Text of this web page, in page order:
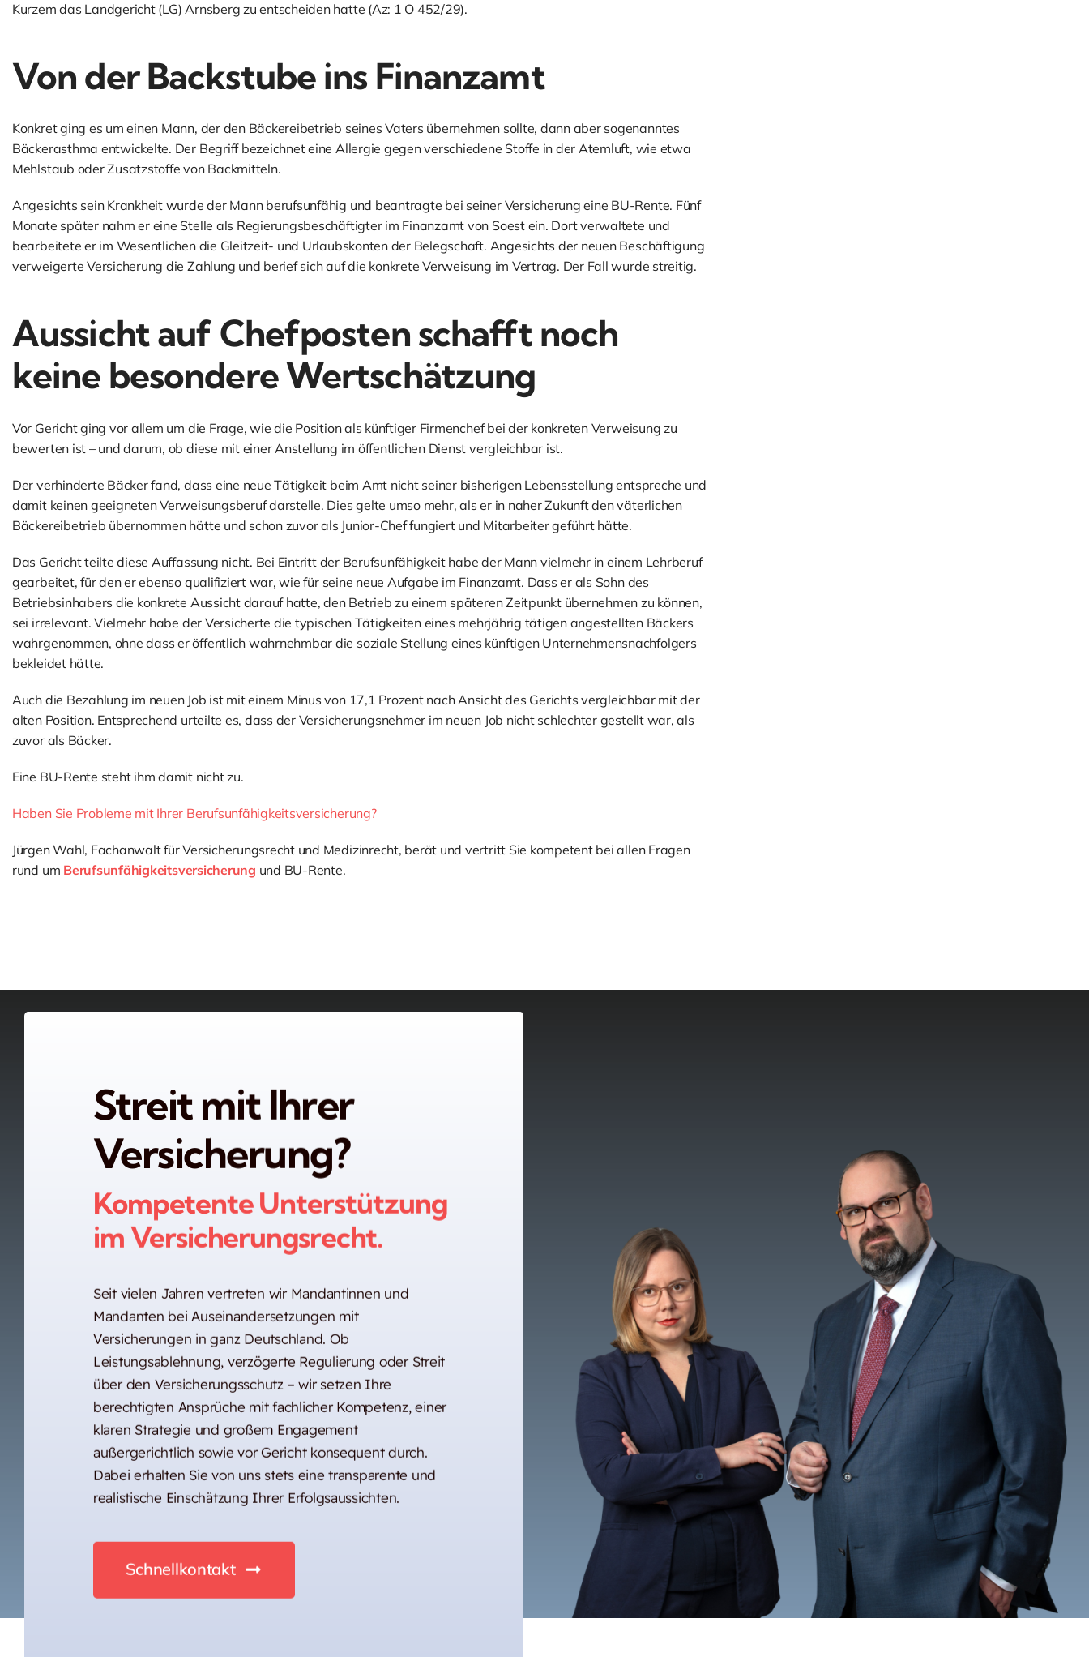
Kurzem das Landgericht (LG) Arnsberg zu entscheiden hatte (Az: 1 O 452/29).
Von der Backstube ins Finanzamt
Konkret ging es um einen Mann, der den Bäckereibetrieb seines Vaters übernehmen sollte, dann aber sogenanntes
Bäckerasthma entwickelte. Der Begriff bezeichnet eine Allergie gegen verschiedene Stoffe in der Atemluft, wie etwa
Mehlstaub oder Zusatzstoffe von Backmitteln.
Angesichts sein Krankheit wurde der Mann berufsunfähig und beantragte bei seiner Versicherung eine BU-Rente. Fünf
Monate später nahm er eine Stelle als Regierungsbeschäftigter im Finanzamt von Soest ein. Dort verwaltete und
bearbeitete er im Wesentlichen die Gleitzeit- und Urlaubskonten der Belegschaft. Angesichts der neuen Beschäftigung
verweigerte Versicherung die Zahlung und berief sich auf die konkrete Verweisung im Vertrag. Der Fall wurde streitig.
Aussicht auf Chefposten schafft noch
keine besondere Wertschätzung
Vor Gericht ging vor allem um die Frage, wie die Position als künftiger Firmenchef bei der konkreten Verweisung zu
bewerten ist – und darum, ob diese mit einer Anstellung im öffentlichen Dienst vergleichbar ist.
Der verhinderte Bäcker fand, dass eine neue Tätigkeit beim Amt nicht seiner bisherigen Lebensstellung entspreche und
damit keinen geeigneten Verweisungsberuf darstelle. Dies gelte umso mehr, als er in naher Zukunft den väterlichen
Bäckereibetrieb übernommen hätte und schon zuvor als Junior-Chef fungiert und Mitarbeiter geführt hätte.
Das Gericht teilte diese Auffassung nicht. Bei Eintritt der Berufsunfähigkeit habe der Mann vielmehr in einem Lehrberuf
gearbeitet, für den er ebenso qualifiziert war, wie für seine neue Aufgabe im Finanzamt. Dass er als Sohn des
Betriebsinhabers die konkrete Aussicht darauf hatte, den Betrieb zu einem späteren Zeitpunkt übernehmen zu können,
sei irrelevant. Vielmehr habe der Versicherte die typischen Tätigkeiten eines mehrjährig tätigen angestellten Bäckers
wahrgenommen, ohne dass er öffentlich wahrnehmbar die soziale Stellung eines künftigen Unternehmensnachfolgers
bekleidet hätte.
Auch die Bezahlung im neuen Job ist mit einem Minus von 17,1 Prozent nach Ansicht des Gerichts vergleichbar mit der
alten Position. Entsprechend urteilte es, dass der Versicherungsnehmer im neuen Job nicht schlechter gestellt war, als
zuvor als Bäcker.
Eine BU-Rente steht ihm damit nicht zu.
Haben Sie Probleme mit Ihrer Berufsunfähigkeitsversicherung?
Jürgen Wahl, Fachanwalt für Versicherungsrecht und Medizinrecht, berät und vertritt Sie kompetent bei allen Fragen
rund um Berufsunfähigkeitsversicherung und BU-Rente.
Streit mit Ihrer
Versicherung?
Kompetente Unterstützung
im Versicherungsrecht.
Seit vielen Jahren vertreten wir Mandantinnen und
Mandanten bei Auseinandersetzungen mit
Versicherungen in ganz Deutschland. Ob
Leistungsablehnung, verzögerte Regulierung oder Streit
über den Versicherungsschutz – wir setzen Ihre
berechtigten Ansprüche mit fachlicher Kompetenz, einer
klaren Strategie und großem Engagement
außergerichtlich sowie vor Gericht konsequent durch.
Dabei erhalten Sie von uns stets eine transparente und
realistische Einschätzung Ihrer Erfolgsaussichten.
Schnellkontakt